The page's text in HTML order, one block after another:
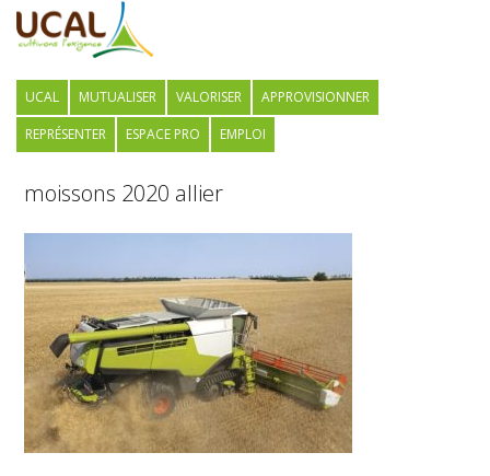
UCAL MUTUALISER VALORISER
APPROVISIONNER
REPRÉSENTER
ESPACE PRO EMPLOI
moissons 2020 allier